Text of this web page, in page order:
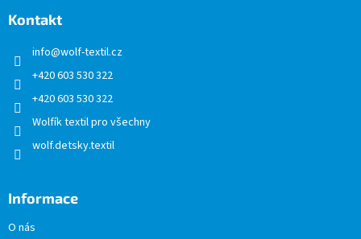
Kontakt
info@wolf-textil.cz
+420 603 530 322
+420 603 530 322
Wolfík textil pro všechny
wolf.detsky.textil
Informace
O nás